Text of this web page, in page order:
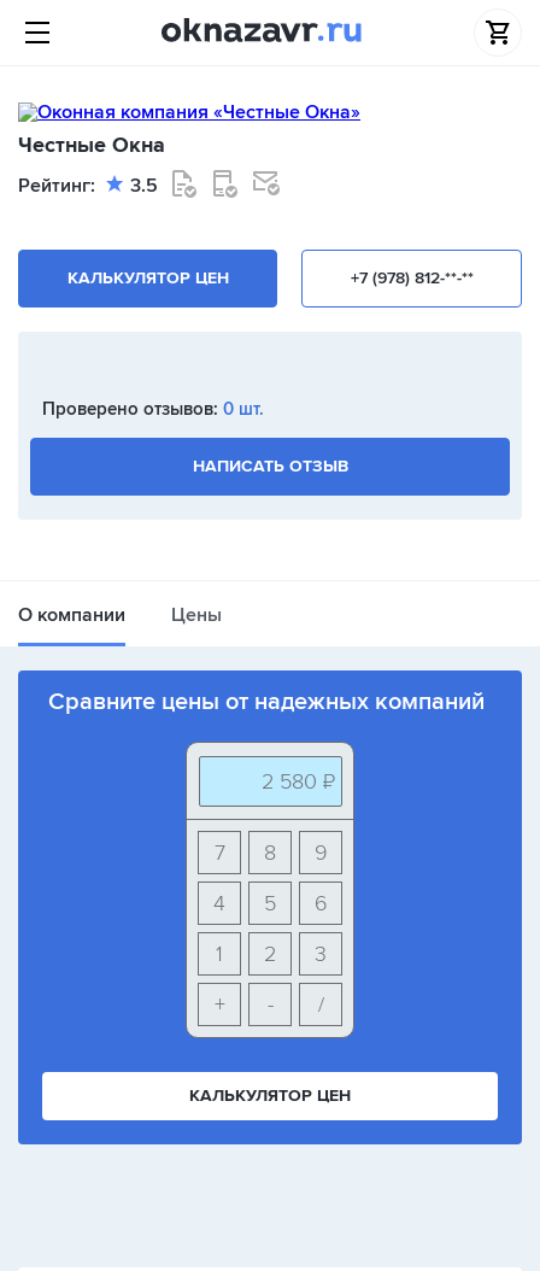
Честные Окна
Рейтинг: 3.5
+7 (978) 812-**-**
КАЛЬКУЛЯТОР ЦЕН
Проверено отзывов: 0 шт.
НАПИСАТЬ ОТЗЫВ
О компании Цены
Сравните цены от надежных компаний
2 580 ₽
9
8
7
6
5
4
3
2
1
+
- /
КАЛЬКУЛЯТОР ЦЕН